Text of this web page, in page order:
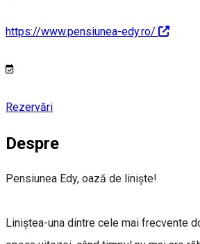
https://www.pensiunea-edy.ro/
Rezervări
Despre
Pensiunea Edy, oază de linişte!
Liniştea-una dintre cele mai frecvente